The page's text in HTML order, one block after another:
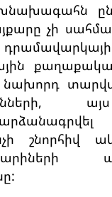
չի
նախորդ
շնորհիվ